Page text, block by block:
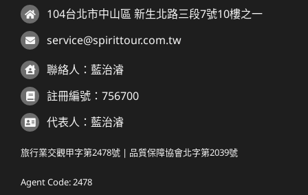
104台北市中山區 新生北路三段7號10樓之一
service@spirittour.com.tw
聯絡人：藍治濬
註冊編號：756700
代表人：藍治濬
旅行業交觀甲字第2478號 | 品質保障協會北字第2039號
Agent Code: 2478